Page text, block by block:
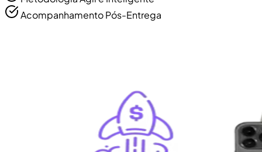
Acompanhamento Pós-Entrega